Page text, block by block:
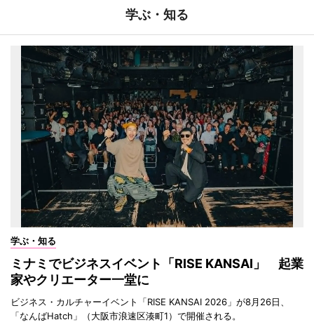
学ぶ・知る
学ぶ・知る
ミナミでビジネスイベント「RISE KANSAI」 起業
家やクリエーター一堂に
ビジネス・カルチャーイベント「RISE KANSAI 2026」が8月26日、
「なんばHatch」（大阪市浪速区湊町1）で開催される。